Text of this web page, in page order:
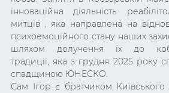
інноваційна діяльність
митців , яка направлена на
психоемоційного стану наших
шляхом долучення їх до
традиції, яка з грудня 2025 року
спадщиною ЮНЕСКО.
Сам Ігор є братчиком Київського